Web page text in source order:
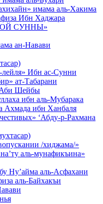
имама аль-Хакима
Ибн Хаджара
СУННЫ»
ан-Навави
лейля» Ибн ас-Сунни
ат-Табарани
Шейбы
ибн аль-Мубарака
Ахмада ибн Ханбаля
‘Абду-р-Рахмана
/хиджама/»
аль-мунафикъина»
Ну’айма аль-Асфахани
аль-Байхакъи